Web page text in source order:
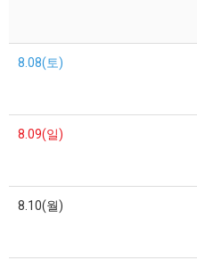
8.08(토)
8.09(일)
8.10(월)